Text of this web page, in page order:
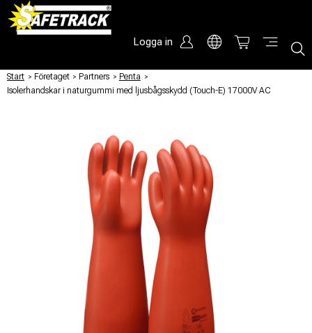
Logga in
Start / Företaget / Partners / Penta /
Isolerhandskar i naturgummi med ljusbågsskydd (Touch-E) 17000V AC